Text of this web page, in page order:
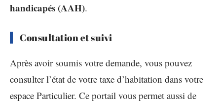
handicapés (AAH).
Consultation et suivi
Après avoir soumis votre demande, vous pouvez
consulter l’état de votre taxe d’habitation dans votre
espace Particulier. Ce portail vous permet aussi de